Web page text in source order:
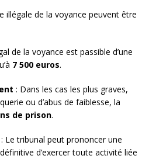
illégale de la voyance peuvent être
de la voyance est passible d’une
7 500 euros.
: Dans les cas les plus graves,
ou d’abus de faiblesse, la
de prison.
: Le tribunal peut prononcer une
d’exercer toute activité liée